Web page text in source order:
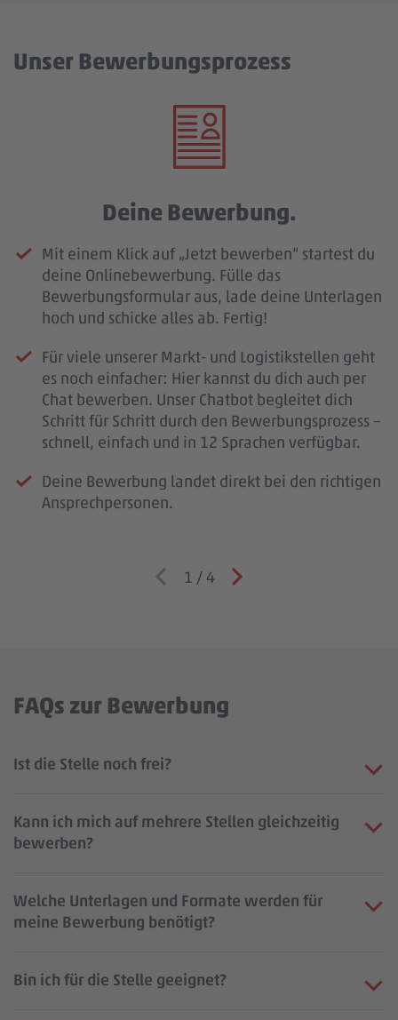
Unser Bewerbungsprozess
Deine Bewerbung.
Mit einem Klick auf „Jetzt bewerben“ startest du
deine Onlinebewerbung. Fülle das
Bewerbungsformular aus, lade deine Unterlagen
hoch und schicke alles ab. Fertig!
Für viele unserer Markt- und Logistikstellen geht
es noch einfacher: Hier kannst du dich auch per
Chat bewerben. Unser Chatbot begleitet dich
Schritt für Schritt durch den Bewerbungsprozess –
schnell, einfach und in 12 Sprachen verfügbar.
Deine Bewerbung landet direkt bei den richtigen
Ansprechpersonen.
1 / 4
FAQs zur Bewerbung
Ist die Stelle noch frei?
Kann ich mich auf mehrere Stellen gleichzeitig
bewerben?
Welche Unterlagen und Formate werden für
meine Bewerbung benötigt?
Bin ich für die Stelle geeignet?